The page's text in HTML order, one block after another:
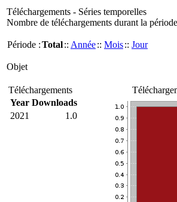
Téléchargements - Séries temporelles
Nombre de téléchargements durant la période
Période :Total:: Année:: Mois:: Jour
Objet
Téléchargements
Year Downloads
2021
1.0